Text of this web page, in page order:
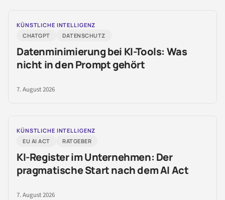
KÜNSTLICHE INTELLIGENZ
CHATGPT
DATENSCHUTZ
Datenminimierung bei KI-Tools: Was
nicht in den Prompt gehört
7. August 2026
KÜNSTLICHE INTELLIGENZ
EU AI ACT
RATGEBER
KI-Register im Unternehmen: Der
pragmatische Start nach dem AI Act
7. August 2026